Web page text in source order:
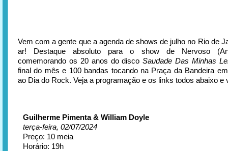
Vem com a gente que a agenda de shows de julho no Rio de
ar! Destaque absoluto para o show de Nervoso
comemorando os 20 anos do discoSaudade Das Minhas
final do mês e 100 bandas tocando na Praça da Bandeira
ao Dia do Rock. Veja a programação e os links todos abaixo e
Guilherme Pimenta & William Doyle
terça-feira, 02/07/2024
Preço: 10 meia
Horário: 19h